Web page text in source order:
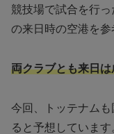
競技場で試合を行
の来日時の空港を参
両クラブとも来日
今回、トッテナム
ると予想しています